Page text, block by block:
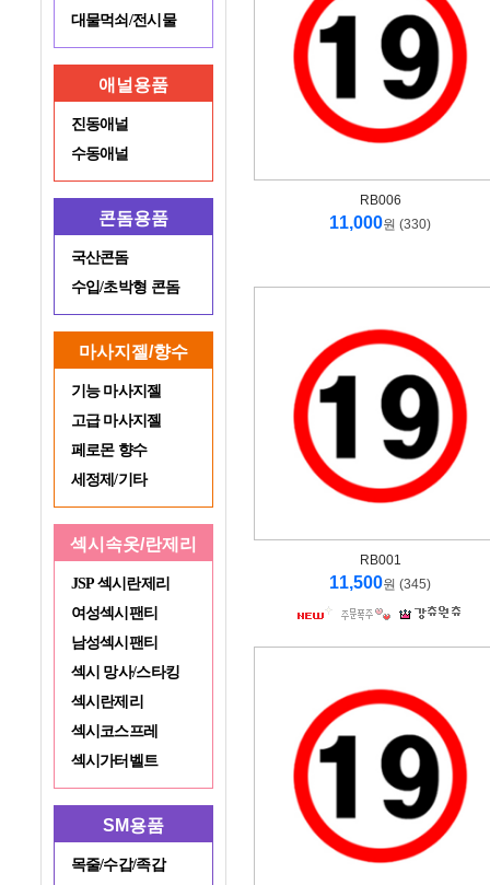
대물먹쇠/전시물
애널용품
진동애널
수동애널
콘돔용품
국산콘돔
수입/초박형 콘돔
마사지젤/향수
기능 마사지젤
고급 마사지젤
페로몬 향수
세정제/기타
섹시속옷/란제리
JSP 섹시란제리
여성섹시팬티
남성섹시팬티
섹시 망사/스타킹
섹시란제리
섹시코스프레
섹시가터벨트
SM용품
목줄/수갑/족갑
RB006
11,000원 (330)
RB001
11,500원 (345)